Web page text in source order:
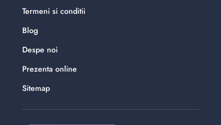
Termeni si conditii
Blog
Despe noi
Prezenta online
Sitemap